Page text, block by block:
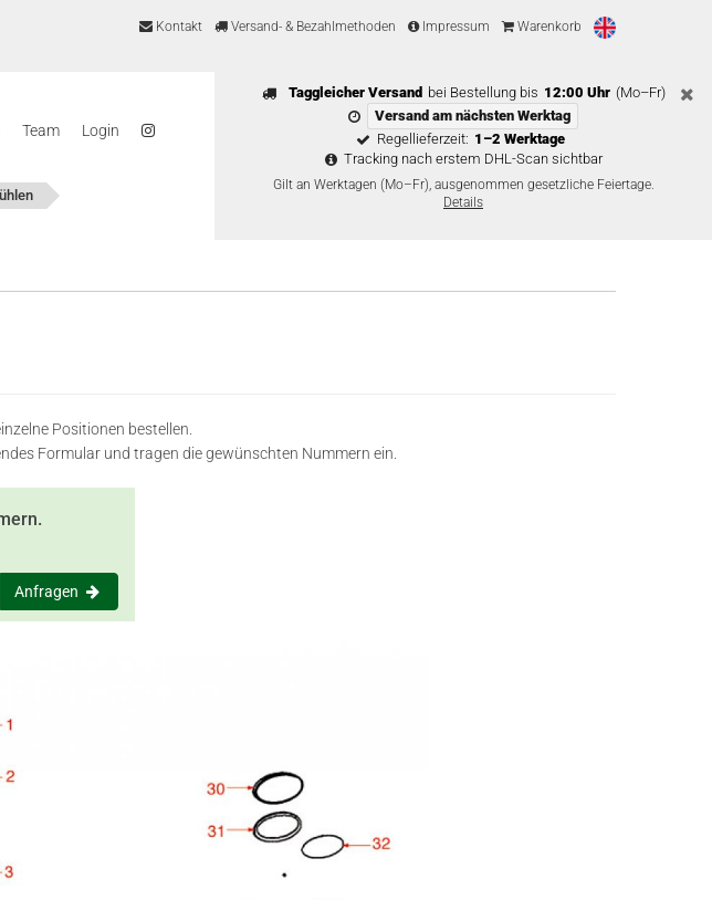
Kontakt Versand- & Bezahlmethoden Impressum Warenkorb
Taggleicher Versand bei Bestellung bis 12:00 Uhr (Mo–Fr)
Versand am nächsten Werktag
Regellieferzeit: 1–2 Werktage
Tracking nach erstem DHL-Scan sichtbar
Gilt an Werktagen (Mo–Fr), ausgenommen gesetzliche Feiertage.
Details
Team Login
Positionen bestellen.
Formular und tragen die gewünschten Nummern ein.
Anfragen